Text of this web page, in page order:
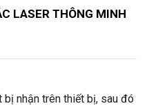
LASER THÔNG MINH
nhận trên thiết bị, sau đó